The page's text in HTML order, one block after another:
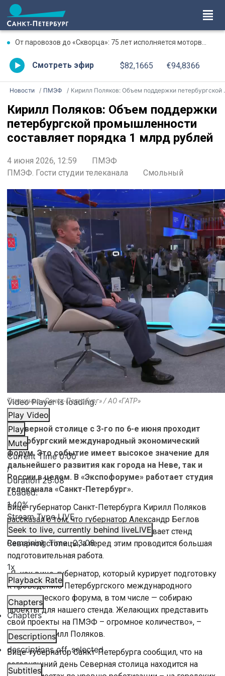
От паровозов до «Скворца»: 75 лет исполняется моторвагонному депо Санкт-Петербург-Финляндский
Смотреть эфир $82,1665 €94,8366
Новости ПМЭФ Кирилл Поляков: Объем поддержки петербургской промышленности составляет порядка 1 млрд рублей
Кирилл Поляков: Объем поддержки
петербургской промышленности
составляет порядка 1 млрд рублей
4 июня 2026, 12:59
ПМЭФ
ПМЭФ. Гости студии телеканала
Смольный
Video Player is loading.
Play Video
Play
Mute
Current Time0:00
/
Duration23:08
Loaded:
1.40%
Stream TypeLIVE
Seek to live, currently behind liveLIVE
Remaining Time-23:08
1x
Playback Rate
Chapters
Chapters
Descriptions
descriptions off, selected
Subtitles
Телеканал «Санкт-Петербург» / АО «ГАТР»
В Северной столице с 3-го по 6-е июня проходит
Петербургский международный экономический
форум. Это событие имеет высокое значение для
дальнейшего развития как города на Неве, так и
России в целом. В «Экспофоруме» работает студия
телеканала «Санкт-Петербург».
Вице-губернатор Санкт-Петербурга Кирилл Поляков
рассказал о том, что губернатор Александр Беглов
всегда с большим интересом осматривает стенд
Северной столицы, а перед этим проводится большая
подготовительная работа.
«Я, как вице-губернатор, который курирует подготовку
к проведению Петербургского международного
экономического форума, в том числе — собираю
проекты для нашего стенда. Желающих представить
свои проекты на ПМЭФ – огромное количество», –
отметил Кирилл Поляков.
Вице-губернатор Санкт-Петербурга сообщил, что на
сегодняшний день Северная столица находится на